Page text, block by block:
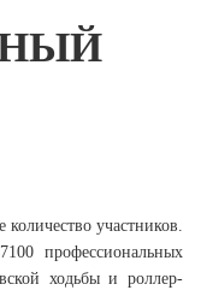
участников.
профессиональных
ходьбы и роллер-